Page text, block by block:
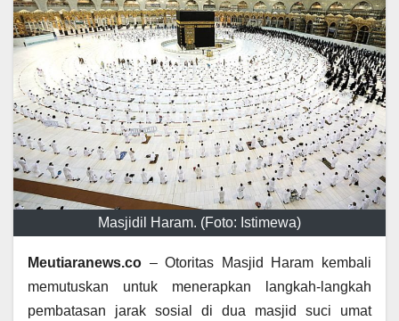
Masjidil Haram. (Foto: Istimewa)
Meutiaranews.co – Otoritas Masjid Haram kembali
memutuskan untuk menerapkan langkah-langkah
pembatasan jarak sosial di dua masjid suci umat